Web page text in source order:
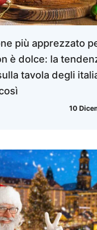
più apprezzato
è dolce: la
tavola degli
10